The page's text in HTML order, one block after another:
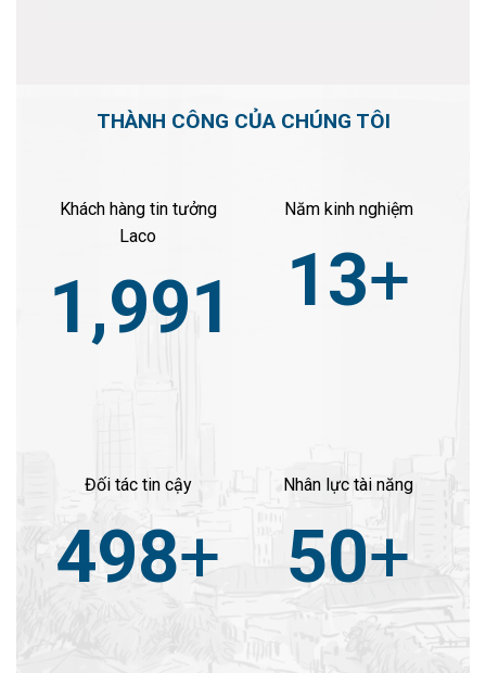
THÀNH CÔNG CỦA CHÚNG TÔI
Khách hàng tin tưởng
Laco
2,000
Năm kinh nghiệm
13+
Đối tác tin cậy
500+
Nhân lực tài năng
50+